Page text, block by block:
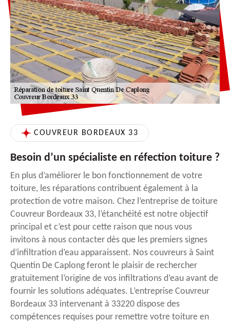
COUVREUR BORDEAUX 33
Besoin d’un spécialiste en réfection toiture ?
En plus d’améliorer le bon fonctionnement de votre
toiture, les réparations contribuent également à la
protection de votre maison. Chez l’entreprise de toiture
Couvreur Bordeaux 33, l’étanchéité est notre objectif
principal et c’est pour cette raison que nous vous
invitons à nous contacter dès que les premiers signes
d’infiltration d’eau apparaissent. Nos couvreurs à Saint
Quentin De Caplong feront le plaisir de rechercher
gratuitement l’origine de vos infiltrations d’eau avant de
fournir les solutions adéquates. L’entreprise Couvreur
Bordeaux 33 intervenant à 33220 dispose des
compétences requises pour remettre votre toiture en